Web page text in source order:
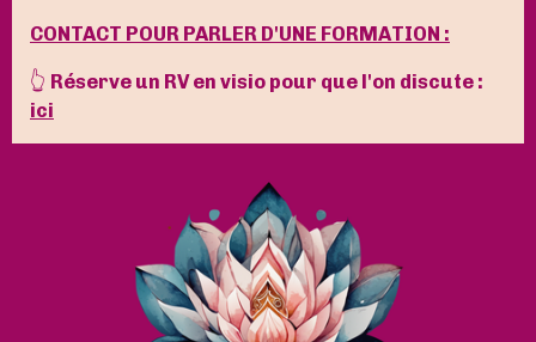
CONTACT POUR PARLER D'UNE FORMATION :
👆 Réserve un RV en visio pour que l'on discute :
ici